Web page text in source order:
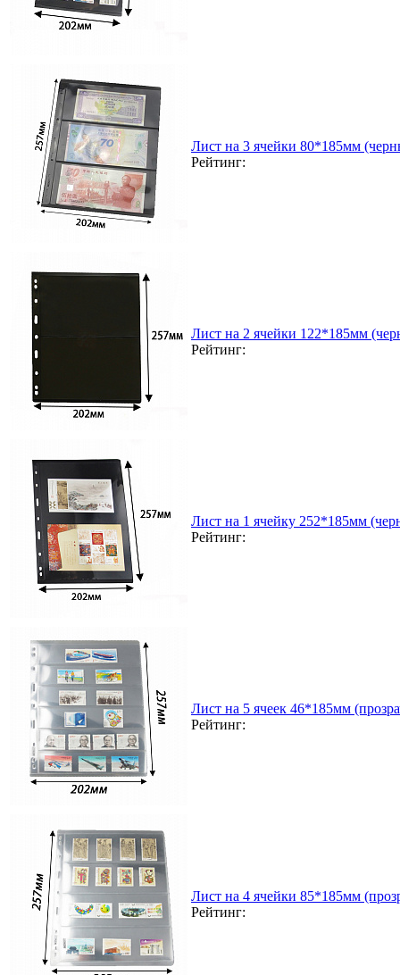
Лист на 3 ячейки 80*185мм
Рейтинг:
Лист на 2 ячейки 122*185мм
Рейтинг:
Лист на 1 ячейку 252*185мм
Рейтинг:
Лист на 5 ячеек 46*185мм
Рейтинг:
Лист на 4 ячейки 85*185мм
Рейтинг: